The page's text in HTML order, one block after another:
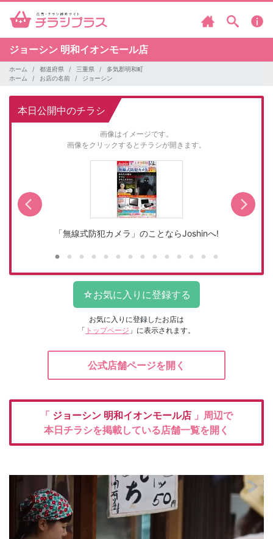
ジョーシン 明和イオンモール店
ホーム 都道府県 三重県
多気郡明和町
ホーム
お店の名前 ジョーシン
本日公開中のチラシ
画像はイメージです。
画像をクリックするとチラシが開きます。
「無線式防犯カメラ」のことならJoshinへ!
お気に入りに登録したお店は
「 トップページ 」に表示されます。
公式店舗ページを開く
「 ジョーシン 明和イオンモール店 」周辺で
本日チラシを掲載している店舗一覧を開く